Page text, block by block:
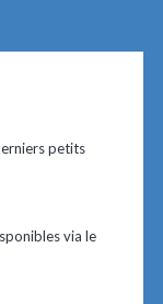
petits
via le